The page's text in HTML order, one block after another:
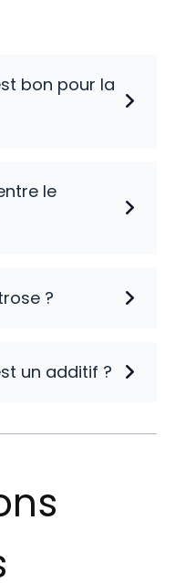
bon pour la
le
?
un additif ?